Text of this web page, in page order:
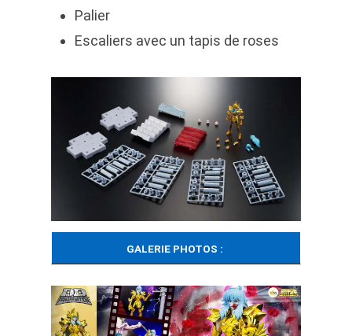
Palier
Escaliers avec un tapis de roses
GALERIE PHOTOS :